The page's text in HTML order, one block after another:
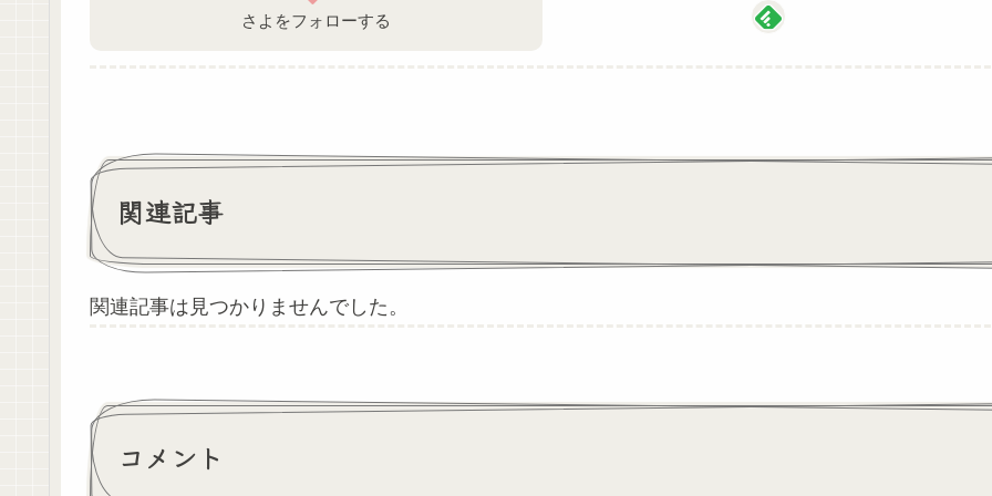
さよをフォローする
関連記事
関連記事は見つかりませんでした。
コメント